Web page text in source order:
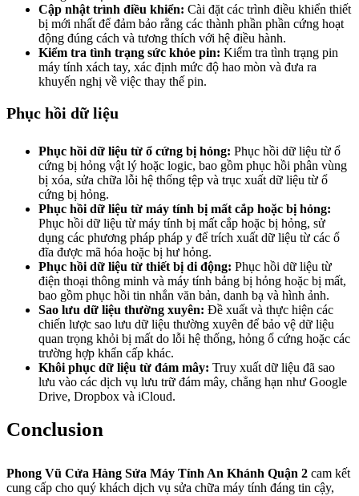
Cập nhật trình điều khiển: Cài đặt các trình điều khiển thiết
bị mới nhất để đảm bảo rằng các thành phần phần cứng hoạt
động đúng cách và tương thích với hệ điều hành.
Kiểm tra tình trạng sức khỏe pin: Kiểm tra tình trạng pin
máy tính xách tay, xác định mức độ hao mòn và đưa ra
khuyến nghị về việc thay thế pin.
Phục hồi dữ liệu
Phục hồi dữ liệu từ ổ cứng bị hỏng: Phục hồi dữ liệu từ ổ
cứng bị hỏng vật lý hoặc logic, bao gồm phục hồi phân vùng
bị xóa, sửa chữa lỗi hệ thống tệp và trục xuất dữ liệu từ ổ
cứng bị hỏng.
Phục hồi dữ liệu từ máy tính bị mất cắp hoặc bị hỏng:
Phục hồi dữ liệu từ máy tính bị mất cắp hoặc bị hỏng, sử
dụng các phương pháp pháp y để trích xuất dữ liệu từ các ổ
đĩa được mã hóa hoặc bị hư hỏng.
Phục hồi dữ liệu từ thiết bị di động: Phục hồi dữ liệu từ
điện thoại thông minh và máy tính bảng bị hỏng hoặc bị mất,
bao gồm phục hồi tin nhắn văn bản, danh bạ và hình ảnh.
Sao lưu dữ liệu thường xuyên: Đề xuất và thực hiện các
chiến lược sao lưu dữ liệu thường xuyên để bảo vệ dữ liệu
quan trọng khỏi bị mất do lỗi hệ thống, hỏng ổ cứng hoặc các
trường hợp khẩn cấp khác.
Khôi phục dữ liệu từ đám mây: Truy xuất dữ liệu đã sao
lưu vào các dịch vụ lưu trữ đám mây, chẳng hạn như Google
Drive, Dropbox và iCloud.
Conclusion
Phong Vũ Cửa Hàng Sửa Máy Tính An Khánh Quận 2 cam kết
cung cấp cho quý khách dịch vụ sửa chữa máy tính đáng tin cậy,